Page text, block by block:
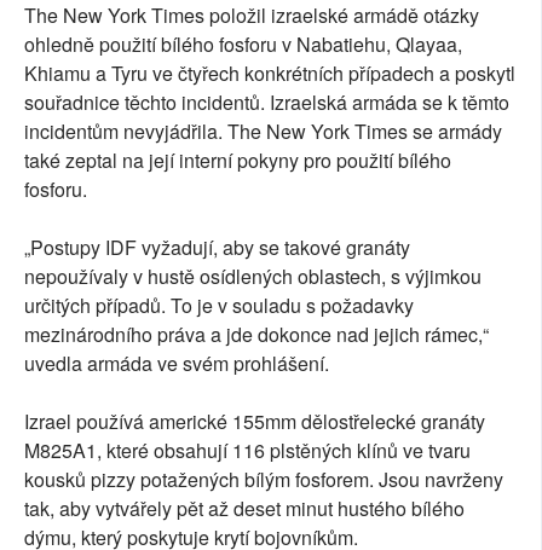
The New York Times položil izraelské armádě otázky
ohledně použití bílého fosforu v Nabatiehu, Qlayaa,
Khiamu a Tyru ve čtyřech konkrétních případech a poskytl
souřadnice těchto incidentů. Izraelská armáda se k těmto
incidentům nevyjádřila. The New York Times se armády
také zeptal na její interní pokyny pro použití bílého
fosforu.
„Postupy IDF vyžadují, aby se takové granáty
nepoužívaly v hustě osídlených oblastech, s výjimkou
určitých případů. To je v souladu s požadavky
mezinárodního práva a jde dokonce nad jejich rámec,“
uvedla armáda ve svém prohlášení.
Izrael používá americké 155mm dělostřelecké granáty
M825A1, které obsahují 116 plstěných klínů ve tvaru
kousků pizzy potažených bílým fosforem. Jsou navrženy
tak, aby vytvářely pět až deset minut hustého bílého
dýmu, který poskytuje krytí bojovníkům.